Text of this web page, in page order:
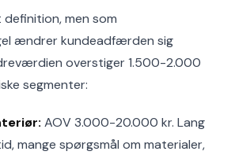
men som
ændrer kundeadfærden sig
overstiger 1.500-2.000
segmenter:
AOV 3.000-20.000 kr. Lang
mange spørgsmål om materialer,